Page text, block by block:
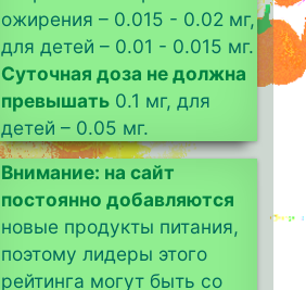
ожирения – 0.015 - 0.02 мг,
для детей – 0.01 - 0.015 мг.
Суточная доза не должна
превышать 0.1 мг, для
детей – 0.05 мг.
Внимание: на сайт
постоянно добавляются
новые продукты питания,
поэтому лидеры этого
рейтинга могут быть со